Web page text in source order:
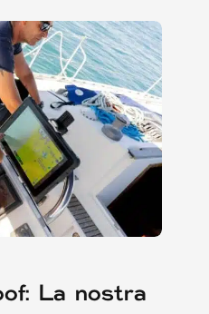
La nostra